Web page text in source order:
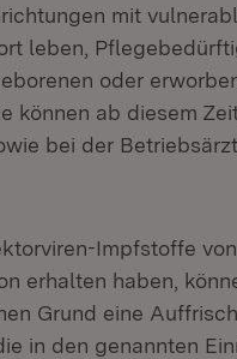
mit
leben,
oder
können ab diesem
bei der
Impfstoffe
erhalten haben,
Grund eine
in den genannten